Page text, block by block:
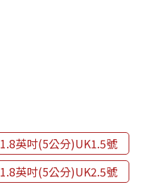
1.8英吋(5公分)UK1.5號
1.8英吋(5公分)UK2.5號